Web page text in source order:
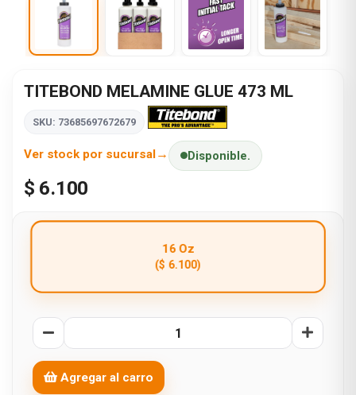
TITEBOND MELAMINE GLUE 473 ML
SKU: 73685697672679
Ver stock por sucursal Disponible.
$ 6.100
16 Oz
($ 6.100)
Agregar al carro